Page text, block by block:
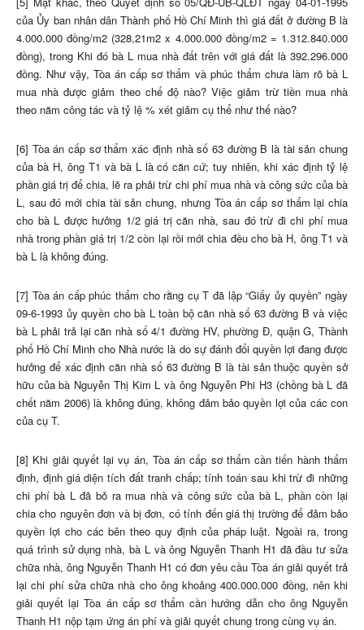
của Ủy ban nhân dân Thành phố Hồ Chí Minh thì giá đất ở đường B là
4.000.000 đồng/m2 (328,21m2 x 4.000.000 đồng/m2 = 1.312.840.000
đồng), trong Khi đó bà L mua nhà đất trên với giá đất là 392.296.000
đồng. Như vậy, Tòa án cấp sơ thẩm và phúc thẩm chưa làm rõ bà L
mua nhà được giảm theo chế độ nào? Việc giảm trừ tiền mua nhà
theo năm công tác và tỷ lệ % xét giảm cụ thể như thế nào?
[6] Tòa án cấp sơ thẩm xác định nhà số 63 đường B là tài sản chung
của bà H, ông T1 và bà L là có căn cứ; tuy nhiên, khi xác định tỷ lệ
phần giá trị để chia, lẽ ra phải trừ chi phí mua nhà và công sức của bà
L, sau đó mới chia tài sản chung, nhưng Tòa án cấp sơ thẩm lại chia
cho bà L được hưởng 1/2 giá trị căn nhà, sau đó trừ đi chi phí mua
nhà trong phần giá trị 1/2 còn lại rồi mới chia đều cho bà H, ông T1 và
bà L là không đúng.
[7] Tòa án cấp phúc thẩm cho rằng cụ T đã lập “Giấy ủy quyền” ngày
09-6-1993 ủy quyền cho bà L toàn bộ căn nhà số 63 đường B và việc
bà L phải trả lại căn nhà số 4/1 đường HV, phường Đ, quận G, Thành
phố Hồ Chí Minh cho Nhà nước là do sự đánh đổi quyền lợi đang được
hưởng để xác định căn nhà số 63 đường B là tài sản thuộc quyền sở
hữu của bà Nguyễn Thị Kim L và ông Nguyễn Phi H3 (chồng bà L đã
chết năm 2006) là không đúng, không đảm bảo quyền lợi của các con
của cụ T.
[8] Khi giải quyết lại vụ án, Tòa án cấp sơ thẩm cần tiến hành thẩm
định, định giá diện tích đất tranh chấp; tính toán sau khi trừ đi những
chi phí bà L đã bỏ ra mua nhà và công sức của bà L, phần còn lại
chia cho nguyên đơn và bị đơn, có tính đến giá thị trường để đảm bảo
quyền lợi cho các bên theo quy định của pháp luật. Ngoài ra, trong
quá trình sử dụng nhà, bà L và ông Nguyễn Thanh H1 đã đầu tư sửa
chữa nhà, ông Nguyễn Thanh H1 có đơn yêu cầu Tòa án giải quyết trả
lại chi phí sửa chữa nhà cho ông khoảng 400.000.000 đồng, nên khi
giải quyết lại Tòa án cấp sơ thẩm cần hướng dẫn cho ông Nguyễn
Thanh H1 nộp tạm ứng án phí và giải quyết chung trong cùng vụ án.